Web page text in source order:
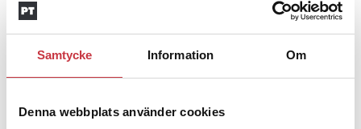
Samtycke Information Om
Denna webbplats använder cookies
Åsikter
Text Håkan Sörensson
12 oktober 2020
Dela artikel:Facebook E-post
Andra läser
3 juni 2026